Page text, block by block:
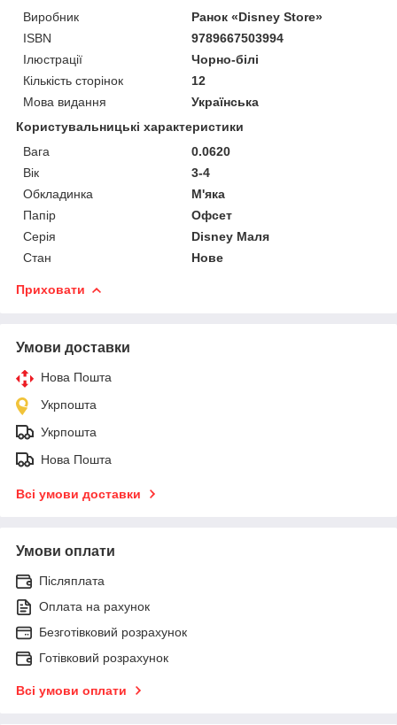
Виробник
Ранок «Disney Store»
ISBN
9789667503994
Ілюстрації
Чорно-білі
Кількість сторінок
12
Мова видання
Українська
Користувальницькі характеристики
Вага
0.0620
Вік
3-4
Обкладинка
М'яка
Папір
Офсет
Серія
Disney Маля
Стан
Нове
Приховати
Умови доставки
Нова Пошта
Укрпошта
Укрпошта
Нова Пошта
Всі умови доставки
Умови оплати
Післяплата
Оплата на рахунок
Безготівковий розрахунок
Готівковий розрахунок
Всі умови оплати